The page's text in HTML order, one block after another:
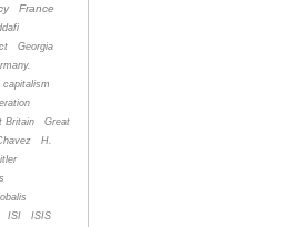
France
Georgia
capitalism
Britain
Great
H.
ISI
ISIS